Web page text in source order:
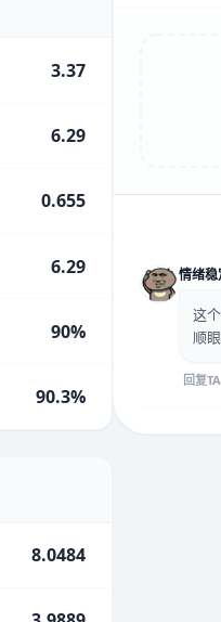
3.37
6.29
0.655
6.29
90%
90.3%
8.0484
情绪
这
顺
回复TA